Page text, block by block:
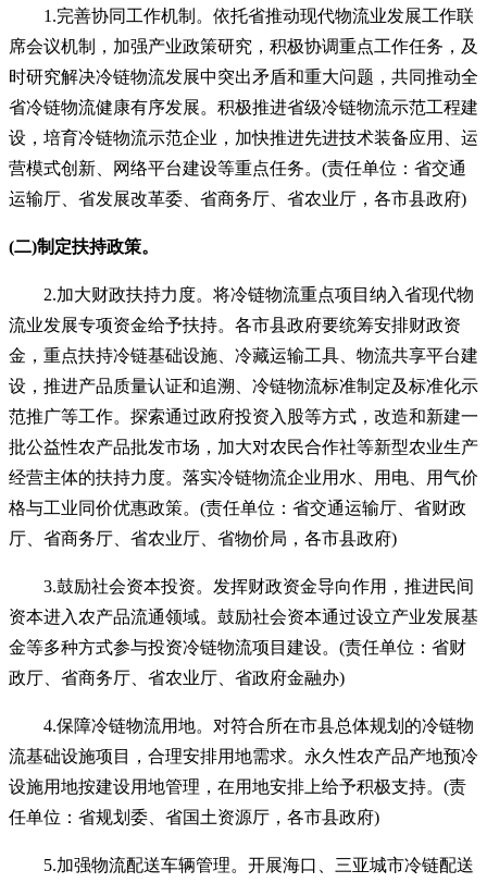
1.完善协同工作机制。依托省推动现代物流业发展工作联
席会议机制，加强产业政策研究，积极协调重点工作任务，及
时研究解决冷链物流发展中突出矛盾和重大问题，共同推动全
省冷链物流健康有序发展。积极推进省级冷链物流示范工程建
设，培育冷链物流示范企业，加快推进先进技术装备应用、运
营模式创新、网络平台建设等重点任务。(责任单位：省交通
运输厅、省发展改革委、省商务厅、省农业厅，各市县政府)
(二)制定扶持政策。
2.加大财政扶持力度。将冷链物流重点项目纳入省现代物
流业发展专项资金给予扶持。各市县政府要统筹安排财政资
金，重点扶持冷链基础设施、冷藏运输工具、物流共享平台建
设，推进产品质量认证和追溯、冷链物流标准制定及标准化示
范推广等工作。探索通过政府投资入股等方式，改造和新建一
批公益性农产品批发市场，加大对农民合作社等新型农业生产
经营主体的扶持力度。落实冷链物流企业用水、用电、用气价
格与工业同价优惠政策。(责任单位：省交通运输厅、省财政
厅、省商务厅、省农业厅、省物价局，各市县政府)
3.鼓励社会资本投资。发挥财政资金导向作用，推进民间
资本进入农产品流通领域。鼓励社会资本通过设立产业发展基
金等多种方式参与投资冷链物流项目建设。(责任单位：省财
政厅、省商务厅、省农业厅、省政府金融办)
4.保障冷链物流用地。对符合所在市县总体规划的冷链物
流基础设施项目，合理安排用地需求。永久性农产品产地预冷
设施用地按建设用地管理，在用地安排上给予积极支持。(责
任单位：省规划委、省国土资源厅，各市县政府)
5.加强物流配送车辆管理。开展海口、三亚城市冷链配送